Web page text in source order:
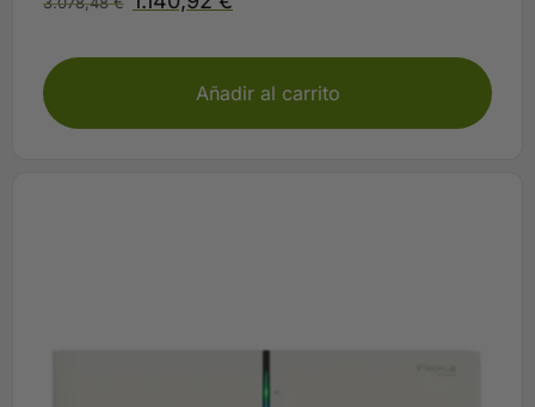
Añadir al carrito